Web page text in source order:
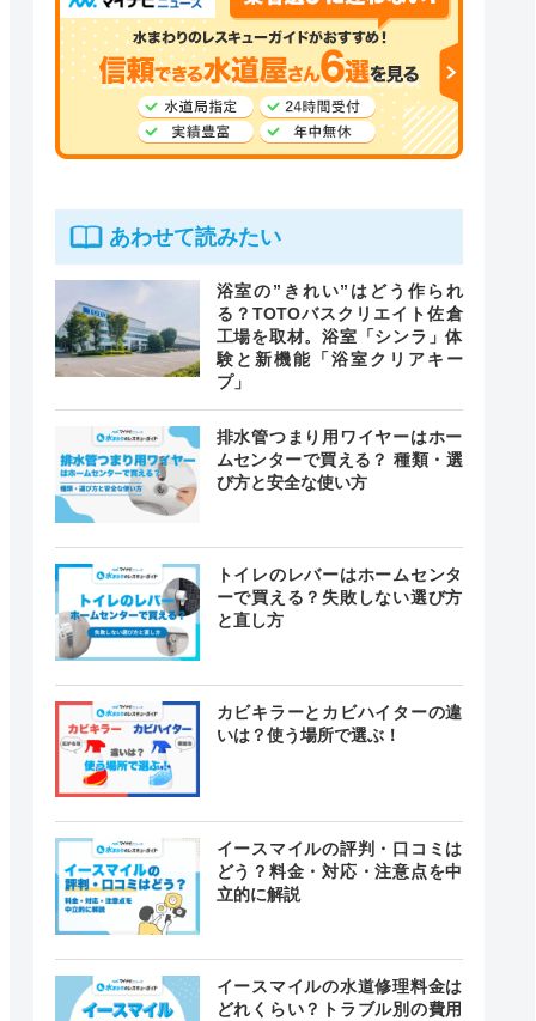
あわせて読みたい
浴室の”きれい”はどう作られ
る？TOTOバスクリエイト佐倉
工場を取材。浴室「シンラ」体
験と新機能「浴室クリアキー
プ」
排水管つまり用ワイヤーはホー
ムセンターで買える？ 種類・選
び方と安全な使い方
トイレのレバーはホームセンタ
ーで買える？失敗しない選び方
と直し方
カビキラーとカビハイターの違
いは？使う場所で選ぶ！
イースマイルの評判・口コミは
どう？料金・対応・注意点を中
立的に解説
イースマイルの水道修理料金は
どれくらい？トラブル別の費用